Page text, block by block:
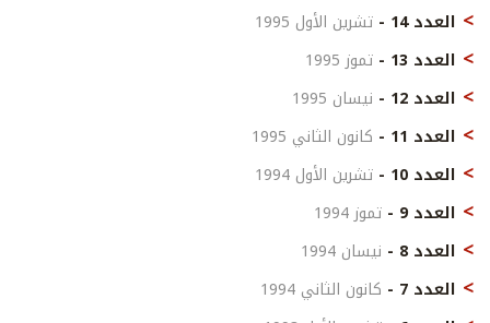
العدد 14 -
تشرين الأول 1995
العدد 13 -
تموز 1995
العدد 12 -
نيسان 1995
العدد 11 -
كانون الثاني 1995
العدد 10 -
تشرين الأول 1994
العدد 9 -
تموز 1994
العدد 8 -
نيسان 1994
العدد 7 -
كانون الثاني 1994